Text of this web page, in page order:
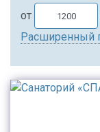
от
Расширенный